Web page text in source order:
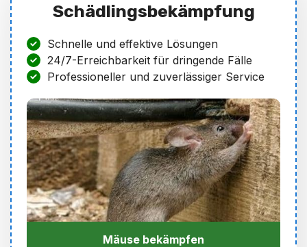
Schädlingsbekämpfung
Schnelle und effektive Lösungen
24/7-Erreichbarkeit für dringende Fälle
Professioneller und zuverlässiger Service
Mäuse bekämpfen